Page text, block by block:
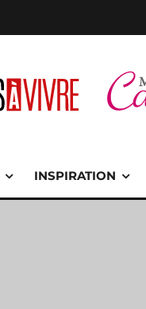
INSPIRATION